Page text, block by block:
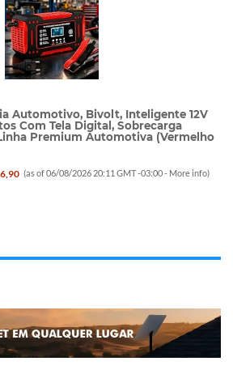
Automotivo, Bivolt, Inteligente 12V
Com Tela Digital, Sobrecarga
Premium Automotiva (Vermelho
(as of 06/08/2026 20:11 GMT -03:00 - More info)